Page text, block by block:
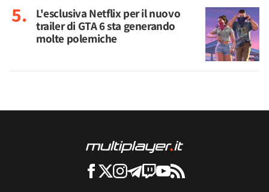
L'esclusiva Netflix per il nuovo
trailer di GTA 6 sta generando
molte polemiche